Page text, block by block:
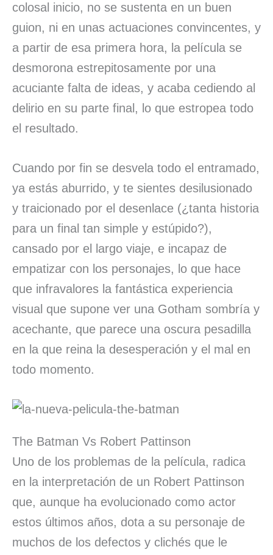
colosal inicio, no se sustenta en un buen
guion, ni en unas actuaciones convincentes, y
a partir de esa primera hora, la película se
desmorona estrepitosamente por una
acuciante falta de ideas, y acaba cediendo al
delirio en su parte final, lo que estropea todo
el resultado.
Cuando por fin se desvela todo el entramado,
ya estás aburrido, y te sientes desilusionado
y traicionado por el desenlace (¿tanta historia
para un final tan simple y estúpido?),
cansado por el largo viaje, e incapaz de
empatizar con los personajes, lo que hace
que infravalores la fantástica experiencia
visual que supone ver una Gotham sombría y
acechante, que parece una oscura pesadilla
en la que reina la desesperación y el mal en
todo momento.
The Batman Vs Robert Pattinson
Uno de los problemas de la película, radica
en la interpretación de un Robert Pattinson
que, aunque ha evolucionado como actor
estos últimos años, dota a su personaje de
muchos de los defectos y clichés que le